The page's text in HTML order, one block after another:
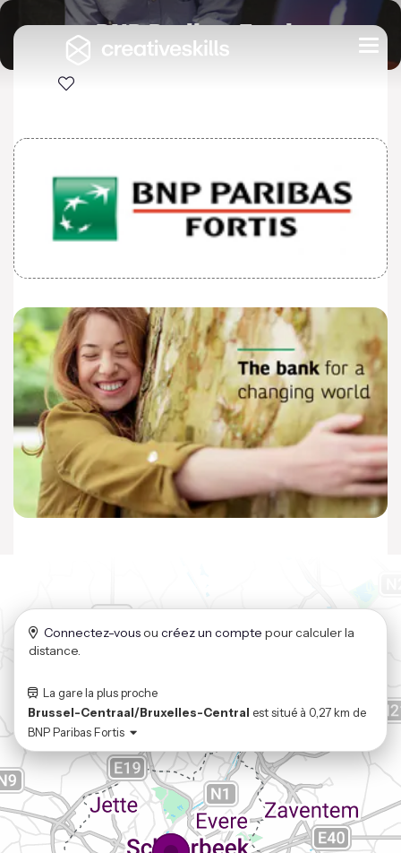
BNP Paribas Fortis
Connectez-vousou créez un compte pour calculer la
distance.
La gare la plus proche
Brussel-Centraal/Bruxelles-Central est situé à 0,27 km de
BNP Paribas Fortis